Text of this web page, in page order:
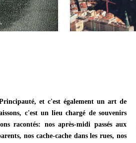
et c'est également un art de
c'est un lieu chargé de souvenirs
racontés: nos après-midi passés aux
nos cache-cache dans les rues, nos